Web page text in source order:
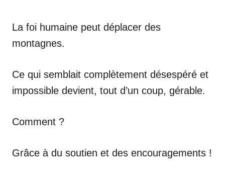
La foi humaine peut déplacer des
montagnes.
Ce qui semblait complètement désespéré et
impossible devient, tout d’un coup, gérable.
Comment ?
Grâce à du soutien et des encouragements !